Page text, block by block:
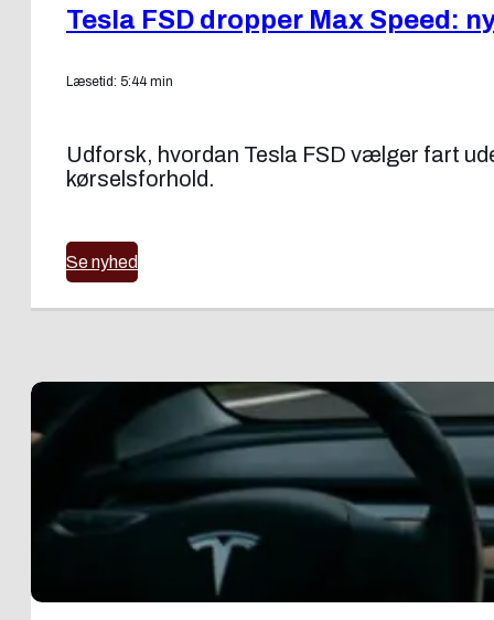
Tesla FSD dropper Max Speed:
Læsetid: 5:44 min
Udforsk, hvordan Tesla FSD vælger fart
kørselsforhold.
Se nyhed